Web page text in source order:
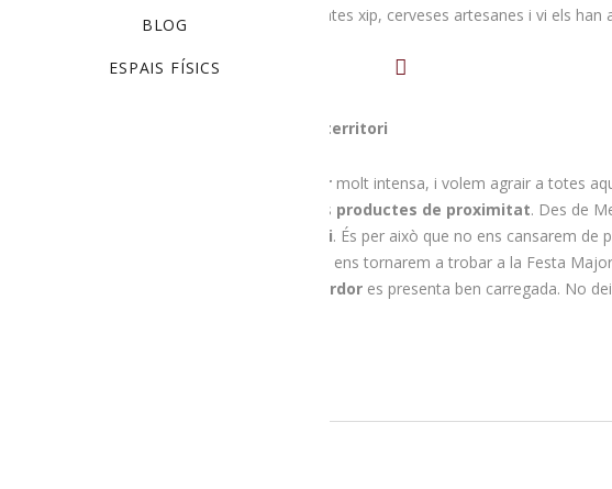
BLOG
ESPAIS FÍSICS
formatges, pa de pagès, coques, patates xip, cerveses artesanes i vi els
Seguim i seguirem promovent el territori
Festa Major molt intensa, i volem agrair a totes
per la caravana a degustar els nostres productes de proximitat. Des de
territori. És per això que no ens cansarem de
ens ajudin a fer-ho i de ben segur que ens tornarem a trobar a la Festa
tardor es presenta ben carregada. No